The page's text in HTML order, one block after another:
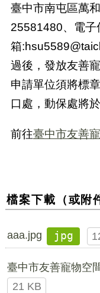
臺中市南屯區萬
25581480、電子
箱
過後，發放友善
申請單位須將標
口處，動保處將
前往臺中市友善
檔案下載（或附
aaa.jpg jpg
臺中市友善寵物空
21 KB